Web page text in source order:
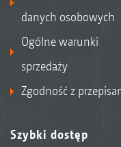
danych osobowych
Ogólne warunki
sprzedaży
Zgodność z
Szybki dostęp